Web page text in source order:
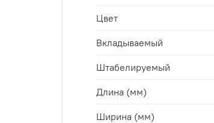
Цвет
Вкладываемый
Штабелируемый
Длина (мм)
Ширина (мм)